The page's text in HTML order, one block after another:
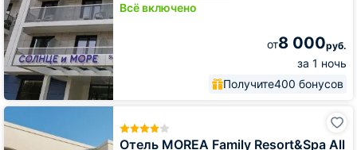
Всё включено
от8 000руб.
за 1 ночь
Получите400 бонусов
Отель MOREA Family Resort&Spa All
Отель
MOREA